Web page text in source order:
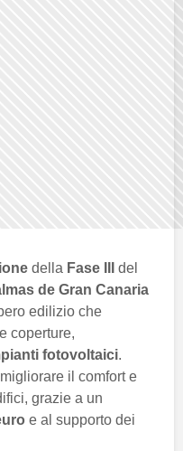
della Fase III
del
de Gran Canaria
edilizio che
coperture,
fotovoltaici.
il comfort e
grazie a un
e al supporto dei